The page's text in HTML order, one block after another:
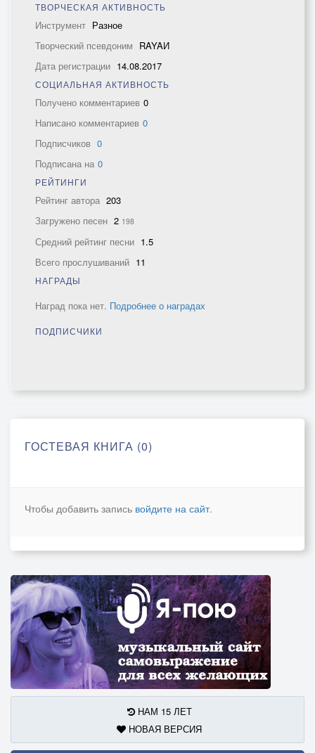
ТВОРЧЕСКАЯ АКТИВНОСТЬ
Инструмент Разное
Творческий псевдоним RAYAИ
Дата регистрации 14.08.2017
СОЦИАЛЬНАЯ АКТИВНОСТЬ
Получено комментариев 0
Написано комментариев 0
Подписчиков 0
Подписана на 0
РЕЙТИНГИ
Рейтинг автора 203
Загружено песен 2 198
Средний рейтинг песни 1.5
Всего прослушиваний 11
НАГРАДЫ
Наград пока нет. Подробнее о наградах
ПОДПИСЧИКИ
ГОСТЕВАЯ КНИГА (0)
Чтобы добавить запись войдите на сайт.
НАМ 15 ЛЕТ
НОВАЯ ВЕРСИЯ